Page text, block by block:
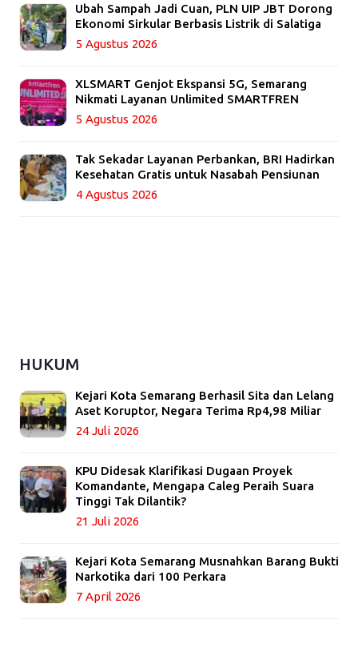
Ubah Sampah Jadi Cuan, PLN UIP JBT Dorong
Ekonomi Sirkular Berbasis Listrik di Salatiga
5 Agustus 2026
XLSMART Genjot Ekspansi 5G, Semarang
Nikmati Layanan Unlimited SMARTFREN
5 Agustus 2026
Tak Sekadar Layanan Perbankan, BRI Hadirkan
Kesehatan Gratis untuk Nasabah Pensiunan
4 Agustus 2026
HUKUM
Kejari Kota Semarang Berhasil Sita dan Lelang
Aset Koruptor, Negara Terima Rp4,98 Miliar
24 Juli 2026
KPU Didesak Klarifikasi Dugaan Proyek
Komandante, Mengapa Caleg Peraih Suara
Tinggi Tak Dilantik?
21 Juli 2026
Kejari Kota Semarang Musnahkan Barang Bukti
Narkotika dari 100 Perkara
7 April 2026